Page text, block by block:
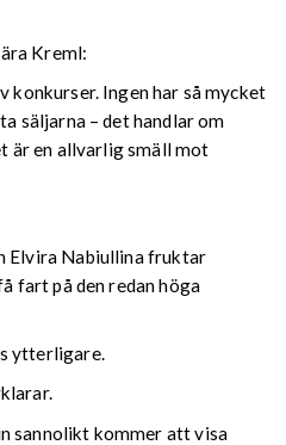
Kreml:
konkurser. Ingen har så mycket
säljarna – det handlar om
är en allvarlig smäll mot
Elvira Nabiullina fruktar
fart på den redan höga
ytterligare.
sannolikt kommer att visa